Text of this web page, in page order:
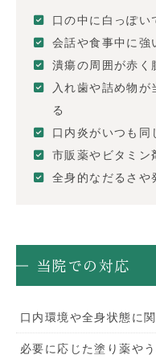
口の中に白っぽい
会話や食事中に強
潰瘍の周囲が赤く
入れ歯や詰め物
る
口内炎がいつも同
市販薬やビタミン
全身的なだるさや
当院での対応
口内環境や全身状態に
必要に応じた塗り薬や